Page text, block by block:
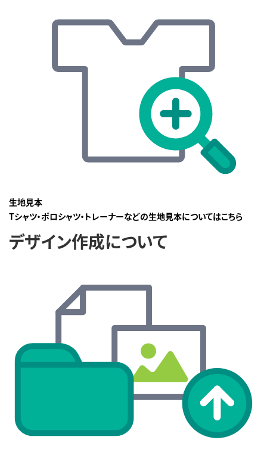
生地見本
Tシャツ・ポロシャツ・トレーナーなどの生地見本についてはこちら
デザイン作成について